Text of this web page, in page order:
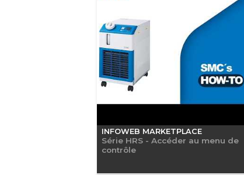
INFOWEB MARKETPLACE
Série HRS - Accéder au menu de
contrôle